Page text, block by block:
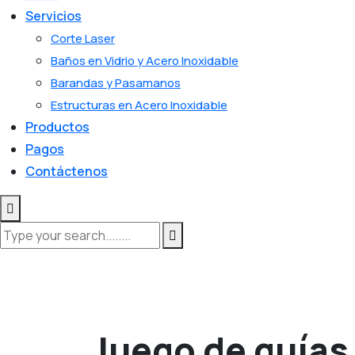
Servicios
Corte Laser
Baños en Vidrio y Acero Inoxidable
Barandas y Pasamanos
Estructuras en Acero Inoxidable
Productos
Pagos
Contáctenos